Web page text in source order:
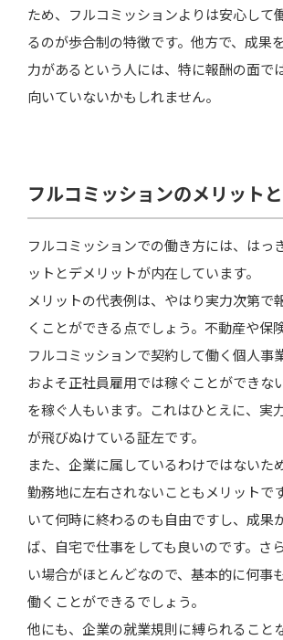
ため、フルコミッションよりは安心して
るのが歩合制の特徴です。他方で、成果
力があるという人には、特に報酬の面で
向いていないかもしれません。
フルコミッションのメリット
フルコミッションでの働き方には、はっ
ットとデメリットが内在しています。
メリットの代表例は、やはり実力次第で
くことができる点でしょう。不動産や保
フルコミッションで契約して働く個人事
およそ正社員雇用では稼ぐことができな
を稼ぐ人もいます。これはひとえに、実
が飛びぬけている証左です。
また、企業に属しているわけではないた
勤務地に左右されないこともメリットで
いて何時に終わるのも自由ですし、成果
ば、自宅で仕事をしても良いのです。さ
い場合がほとんどなので、基本的に何事
働くことができるでしょう。
他にも、企業の就業規則に縛られること